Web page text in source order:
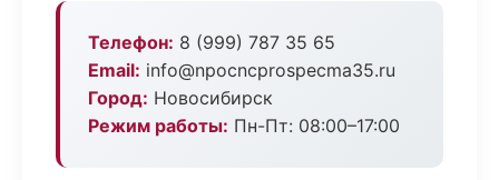
Телефон: 8 (999) 787 35 65
Email: info@npocncprospecma35.ru
Город: Новосибирск
Режим работы: Пн-Пт: 08:00–17:00